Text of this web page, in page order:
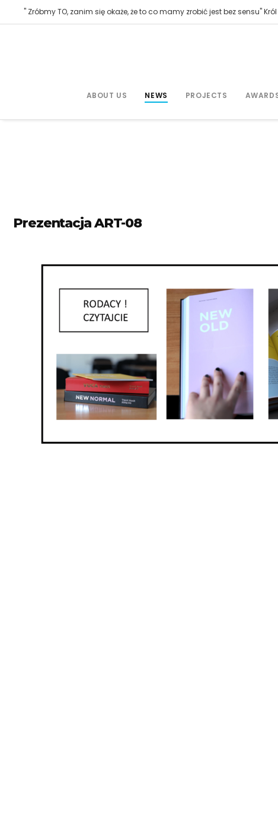
" Zróbmy TO, zanim się okaże, że to co mamy zrobić jest bez sensu"
ABOUT US NEWS PROJECTS
Prezentacja ART-08